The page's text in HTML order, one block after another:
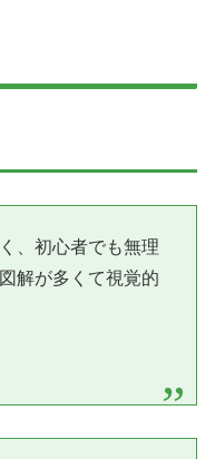
、初心者でも無理
解が多くて視覚的